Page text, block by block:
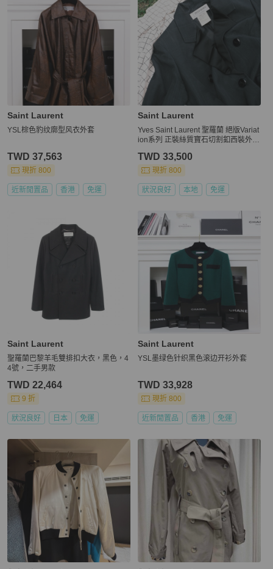
Saint Laurent
YSL棕色豹纹廓型风衣外套
TWD 37,563
現折 800
近新閒置品 香港 免運
Saint Laurent
Yves Saint Laurent 聖羅蘭 絕版Variat
ion系列 正裝絲質寶石切割釦西裝外套
TWD 33,500
現折 800
狀況良好 本地 免運
Saint Laurent
聖羅蘭巴黎羊毛雙排扣大衣，黑色，4
4號，二手男款
TWD 22,464
9 折
狀況良好 日本 免運
Saint Laurent
YSL墨绿色针织黑色滚边开衫外套
TWD 33,928
現折 800
近新閒置品 香港 免運